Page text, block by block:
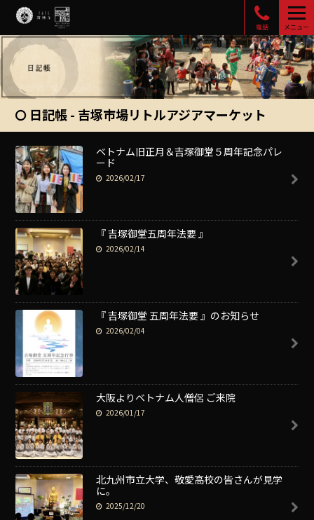
電話 メニュー
日記帳 - 吉塚市場リトルアジアマーケット
ベトナム旧正月＆吉塚御堂５周年記念パレ
ード
2026/02/17
『 吉塚御堂五周年法要 』
2026/02/14
『 吉塚御堂 五周年法要 』のお知らせ
2026/02/04
大阪よりベトナム人僧侶 ご来院
2026/01/17
北九州市立大学、敬愛高校の皆さんが見学
に。
2025/12/20